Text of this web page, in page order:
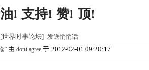
! 支持! 赞! 顶!
界时事论坛] 发送悄悄话
” 由 dont agree 于 2012-02-01 09:20:17